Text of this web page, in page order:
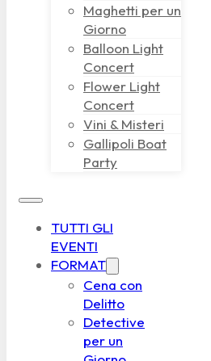
Maghetti per un
Giorno
Balloon Light
Concert
Flower Light
Concert
Vini & Misteri
Gallipoli Boat
Party
TUTTI GLI
EVENTI
FORMAT
Cena con
Delitto
Detective
per un